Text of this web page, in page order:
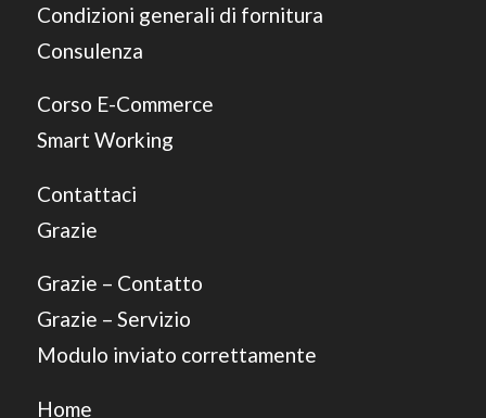
Condizioni generali di fornitura
Consulenza
Corso E-Commerce
Smart Working
Contattaci
Grazie
Grazie – Contatto
Grazie – Servizio
Modulo inviato correttamente
Home